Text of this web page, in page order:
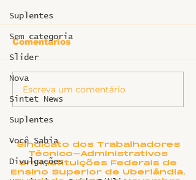
Suplentes
Sem categoria
Slider
Nova
Sintet News
Suplentes
Você Sabia
Divulgações
Ligeirinho 541 | Julho
2026
Comentários
Escreva um comentário
Sindicato dos Trabalhadores
Técnico-Administrativos
em Instituições Federais de
Ensino Superior de Uberlândia.